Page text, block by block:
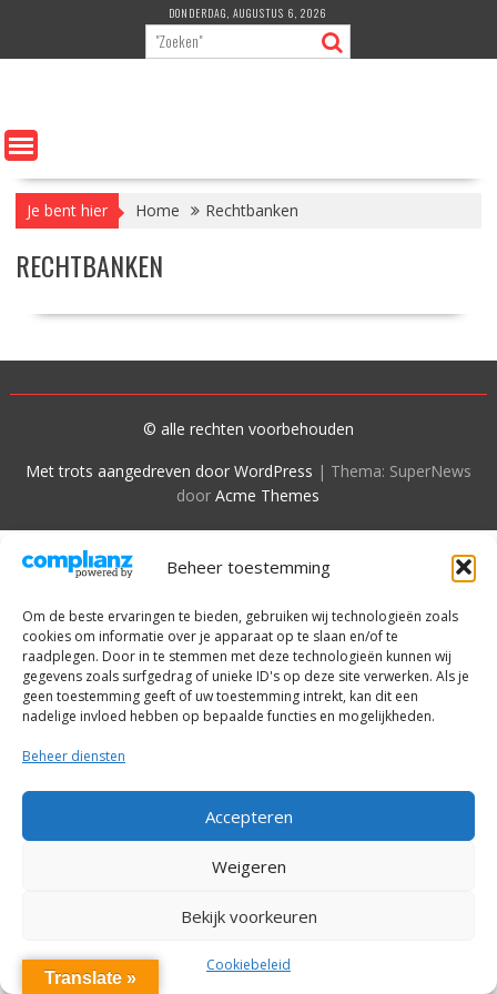
Beheer toestemming
Om de beste ervaringen te bieden, gebruiken wij technologieën zoals
cookies om informatie over je apparaat op te slaan en/of te
raadplegen. Door in te stemmen met deze technologieën kunnen wij
gegevens zoals surfgedrag of unieke ID's op deze site verwerken. Als je
geen toestemming geeft of uw toestemming intrekt, kan dit een
nadelige invloed hebben op bepaalde functies en mogelijkheden.
Beheer diensten
Accepteren
Weigeren
Bekijk voorkeuren
Cookiebeleid
de
DONDERDAG, AUGUSTUS 6, 2026
Je bent hier Home Rechtbanken
RECHTBANKEN
© alle rechten voorbehouden
Met trots aangedreven door WordPress | Thema: SuperNews
doorAcme Themes
Translate »